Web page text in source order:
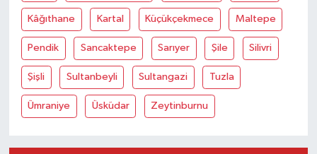
Kâğıthane Kartal Küçükçekmece Maltepe
Pendik Sancaktepe Sarıyer Şile Silivri
Şişli Sultanbeyli Sultangazi Tuzla
Ümraniye Üsküdar Zeytinburnu